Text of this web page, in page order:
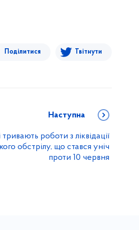
Поділитися Твітнути
Наступна
роботи з ліквідації
обстрілу, що стався уніч
проти 10 червня